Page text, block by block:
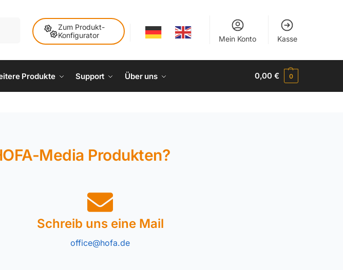
Zum Produkt-
Konfigurator
Mein Konto Kasse
Produkte Support Über uns 0,00€ 0
Media Produkten?
Schreib uns eine Mail
office@hofa.de